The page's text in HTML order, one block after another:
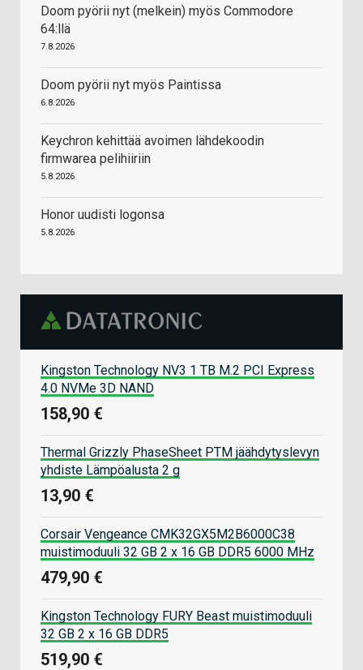
Doom pyörii nyt (melkein) myös Commodore
64:llä
7.8.2026
Doom pyörii nyt myös Paintissa
6.8.2026
Keychron kehittää avoimen lähdekoodin
firmwarea pelihiiriin
5.8.2026
Honor uudisti logonsa
5.8.2026
Kingston Technology NV3 1 TB M.2 PCI Express
4.0 NVMe 3D NAND
158,90 €
Thermal Grizzly PhaseSheet PTM jäähdytyslevyn
yhdiste Lämpöalusta 2 g
13,90 €
Corsair Vengeance CMK32GX5M2B6000C38
muistimoduuli 32 GB 2 x 16 GB DDR5 6000 MHz
479,90 €
Kingston Technology FURY Beast muistimoduuli
32 GB 2 x 16 GB DDR5
519,90 €